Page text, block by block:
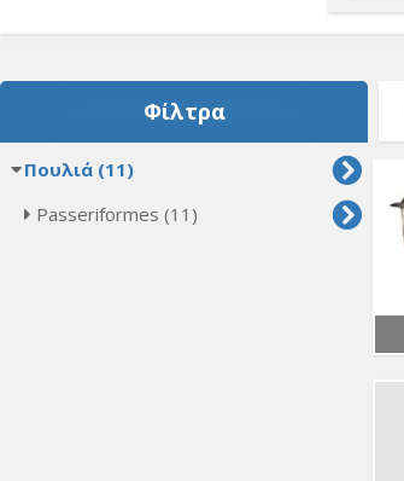
Φίλτρα
Πουλιά (11)
Passeriformes (11)